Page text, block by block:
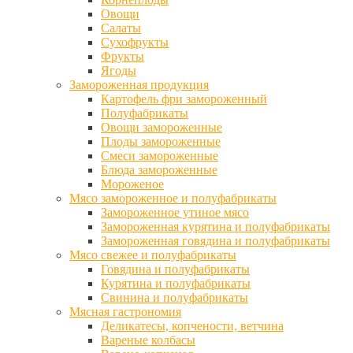
Овощи
Салаты
Сухофрукты
Фрукты
Ягоды
Замороженная продукция
Картофель фри замороженный
Полуфабрикаты
Овощи замороженные
Плоды замороженные
Смеси замороженные
Блюда замороженные
Мороженое
Мясо замороженное и полуфабрикаты
Замороженное утиное мясо
Замороженная курятина и полуфабрикаты
Замороженная говядина и полуфабрикаты
Мясо свежее и полуфабрикаты
Говядина и полуфабрикаты
Курятина и полуфабрикаты
Свинина и полуфабрикаты
Мясная гастрономия
Деликатесы, копчености, ветчина
Вареные колбасы